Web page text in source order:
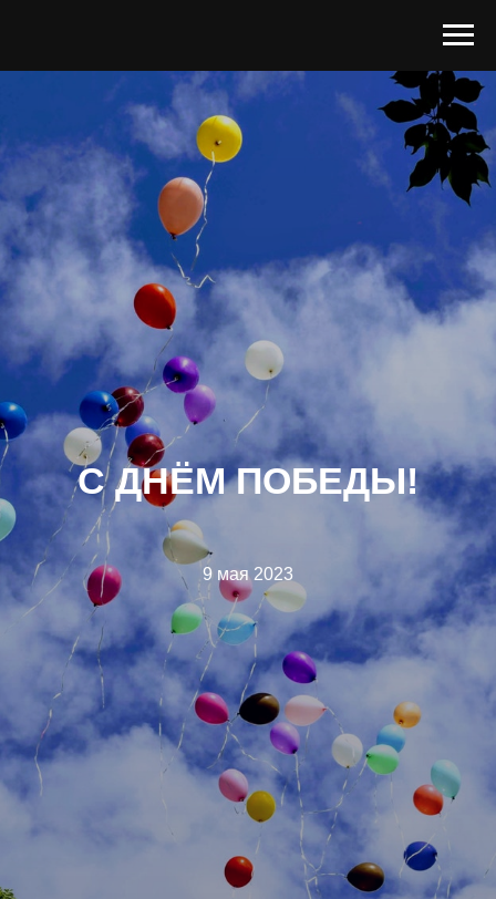
С ДНЁМ ПОБЕДЫ!
9 мая 2023